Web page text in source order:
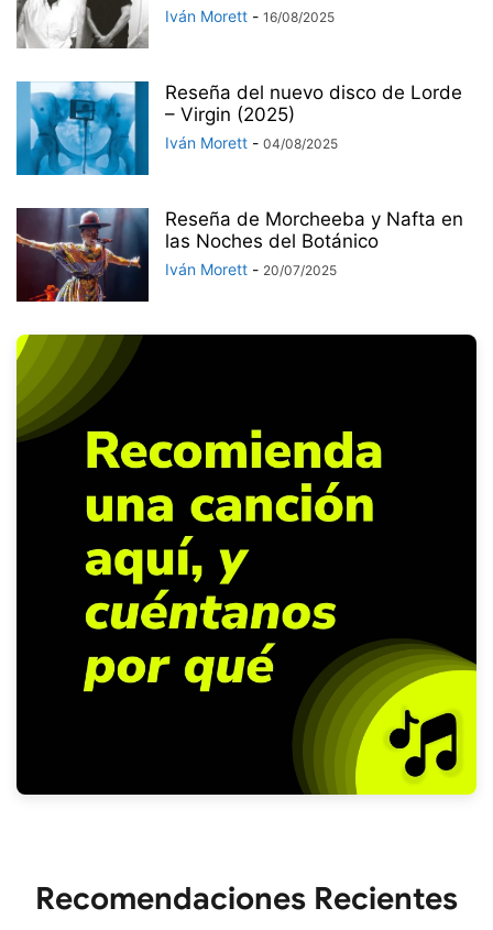
Iván Morett - 16/08/2025
Reseña del nuevo disco de Lorde
– Virgin (2025)
Iván Morett - 04/08/2025
Reseña de Morcheeba y Nafta en
las Noches del Botánico
Iván Morett - 20/07/2025
Recomendaciones Recientes